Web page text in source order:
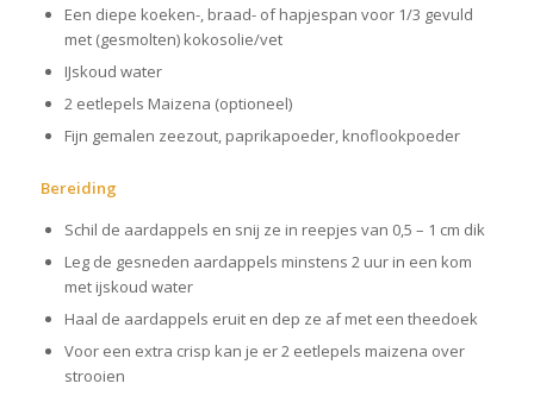
Een diepe koeken-, braad- of hapjespan voor 1/3 gevuld
met (gesmolten) kokosolie/vet
IJskoud water
2 eetlepels Maizena (optioneel)
Fijn gemalen zeezout, paprikapoeder, knoflookpoeder
Bereiding
Schil de aardappels en snij ze in reepjes van 0,5 – 1 cm dik
Leg de gesneden aardappels minstens 2 uur in een kom
met ijskoud water
Haal de aardappels eruit en dep ze af met een theedoek
Voor een extra crisp kan je er 2 eetlepels maizena over
strooien